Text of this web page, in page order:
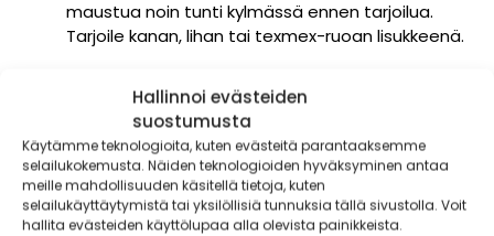
Hallinnoi evästeiden
suostumusta
Käytämme teknologioita, kuten evästeitä parantaaksemme
selailukokemusta. Näiden teknologioiden hyväksyminen antaa
meille mahdollisuuden käsitellä tietoja, kuten
selailukäyttäytymistä tai yksilöllisiä tunnuksia tällä sivustolla. Voit
hallita evästeiden käyttölupaa alla olevista painikkeista.
maustua noin tunti kylmässä ennen tarjoilua.
Tarjoile kanan, lihan tai texmex-ruoan lisukkeenä.